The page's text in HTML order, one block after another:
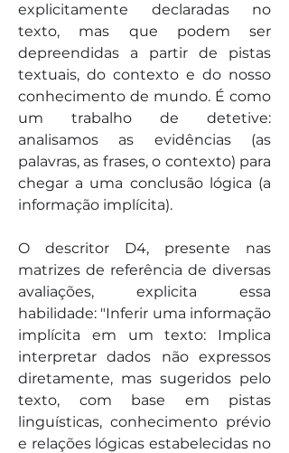
explicitamente declaradas no
texto, mas que podem ser
depreendidas a partir de pistas
textuais, do contexto e do nosso
conhecimento de mundo. É como
um trabalho de detetive:
analisamos as evidências (as
palavras, as frases, o contexto) para
chegar a uma conclusão lógica (a
informação implícita).
O descritor D4, presente nas
matrizes de referência de diversas
avaliações, explicita essa
habilidade: "Inferir uma informação
implícita em um texto: Implica
interpretar dados não expressos
diretamente, mas sugeridos pelo
texto, com base em pistas
linguísticas, conhecimento prévio
e relações lógicas estabelecidas no